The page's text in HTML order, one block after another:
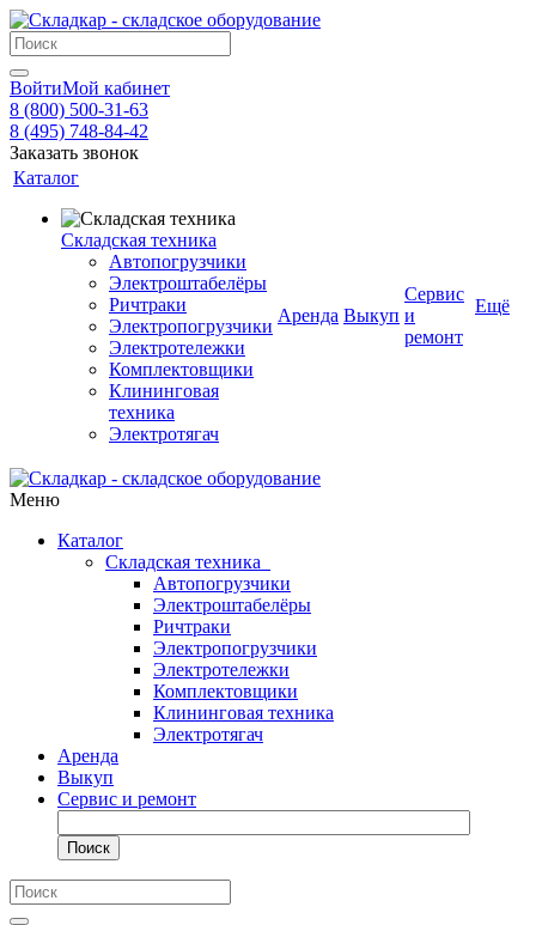
ВойтиМой кабинет
8 (800) 500-31-63
8 (495) 748-84-42
Заказать звонок
Каталог
Складская техника
Автопогрузчики
Электроштабелёры
Ричтраки
Электропогрузчики
Электротележки
Комплектовщики
Клининговая
техника
Электротягач
Аренда Выкуп
Сервис
и
ремонт
Ещё
Меню
Каталог
Складская техника
Автопогрузчики
Электроштабелёры
Ричтраки
Электропогрузчики
Электротележки
Комплектовщики
Клининговая техника
Электротягач
Аренда
Выкуп
Сервис и ремонт
Поиск